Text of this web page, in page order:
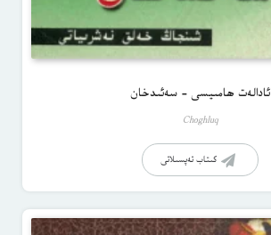
ئادالەت ھامىيسى – سەئىدخان
Choghluq
كىتاب تەپسىلاتى